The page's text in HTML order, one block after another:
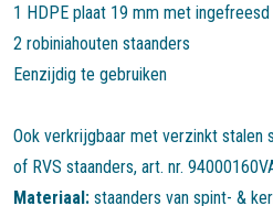
1 HDPE plaat 19 mm met
2 robiniahouten staanders
Eenzijdig te gebruiken
Ook verkrijgbaar met verzinkt stalen
Materiaal: staanders van spint- &